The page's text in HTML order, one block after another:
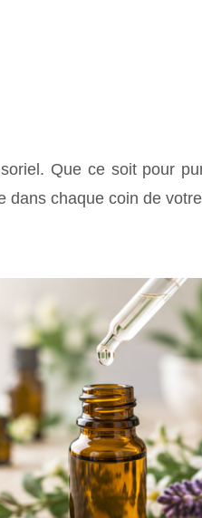
Que ce soit pour
dans chaque coin de